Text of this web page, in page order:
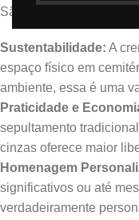
São Paulo. Várias
Sustentabilidade: A
espaço físico em
ambiente, essa é uma
Praticidade e
sepultamento
cinzas oferece maior
Homenagem
significativos ou até
verdadeiramente